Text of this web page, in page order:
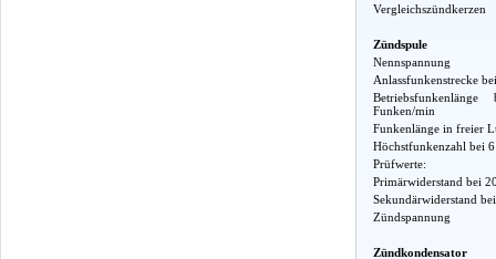
Vergleichszündkerzen
Zündspule
Nennspannung
Anlassfunkenstrecke
Funken/min
Funkenlänge in freier
Höchstfunkenzahl bei
Prüfwerte:
Primärwiderstand bei
Sekundärwiderstand
Zündspannung
Zündkondensator